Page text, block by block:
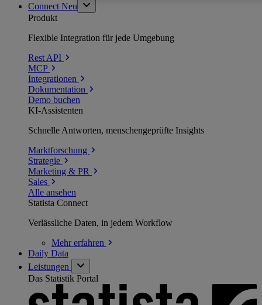
Connect Neu
Produkt
Flexible Integration für jede Umgebung
Rest API
MCP
Integrationen
Dokumentation
Demo buchen
KI-Assistenten
Schnelle Antworten, menschengeprüfte Insights
Marktforschung
Strategie
Marketing & PR
Sales
Alle ansehen
Statista Connect
Verlässliche Daten, in jedem Workflow
Mehrerfahren
Daily Data
Leistungen
Das Statistik Portal